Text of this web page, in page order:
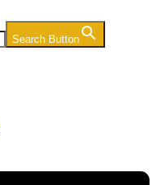
Search Button